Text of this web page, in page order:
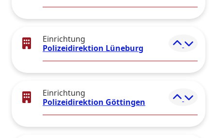
Einrichtung
Polizeidirektion Lüneburg
Einrichtung
Polizeidirektion Göttingen